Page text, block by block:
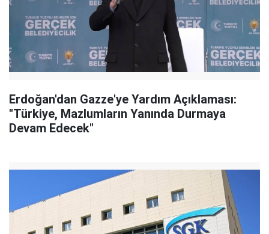
Erdoğan'dan Gazze'ye Yardım Açıklaması:
"Türkiye, Mazlumların Yanında Durmaya
Devam Edecek"